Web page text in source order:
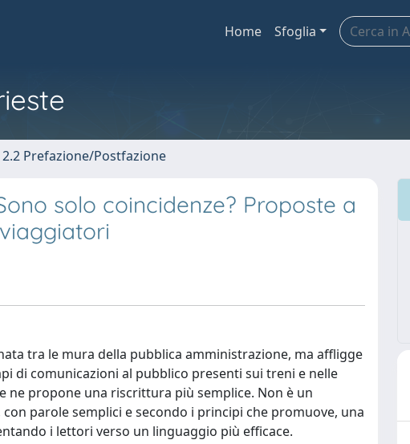
Home Sfoglia
2.2 Prefazione/Postfazione
solo coincidenze? Proposte a
tra le mura della pubblica amministrazione, ma affligge
di comunicazioni al pubblico presenti sui treni e nelle
propone una riscrittura più semplice. Non è un
parole semplici e secondo i principi che promuove, una
i lettori verso un linguaggio più efficace.